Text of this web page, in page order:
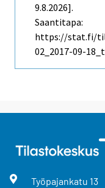
9.8.2026].
Saantitapa:
https://stat.fi/
02_2017-09-
Työpajankatu 13